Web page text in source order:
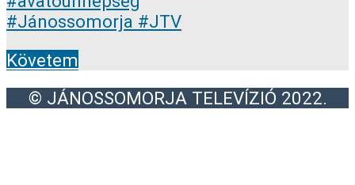
Követem
© JÁNOSSOMORJA TELEVÍZIÓ 2022.